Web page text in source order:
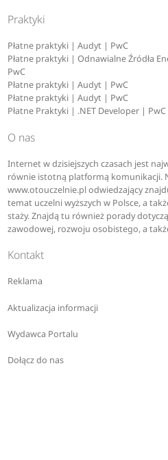
Praktyki
Płatne praktyki | Audyt | PwC
Płatne praktyki | Odnawialne Źródła
PwC
Płatne praktyki | Audyt | PwC
Płatne praktyki | Audyt | PwC
Płatne Praktyki | .NET Developer | PwC
O nas
Internet w dzisiejszych czasach jest
równie istotną platformą komunikacji.
www.otouczelnie.pl odwiedzający
temat uczelni wyższych w Polsce, a
staży. Znajdą tu również porady
zawodowej, rozwoju osobistego, a
Kontakt
Reklama
Aktualizacja informacji
Wydawca Portalu
Dołącz do nas